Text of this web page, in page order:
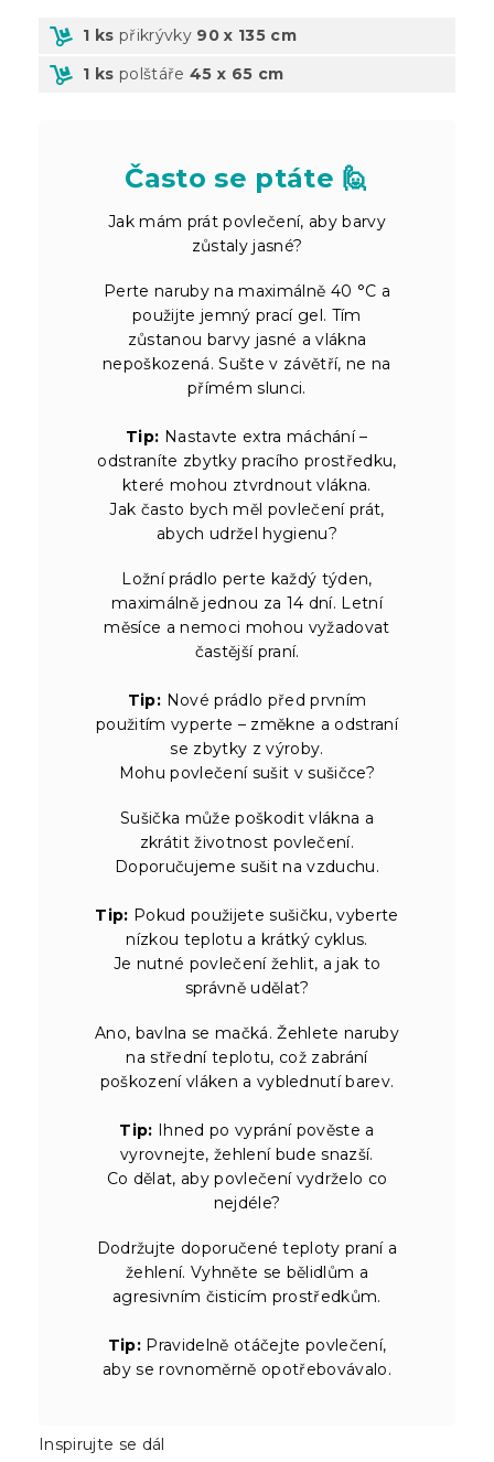
1 ks přikrývky 90 x 135 cm
1 ks polštáře45 x 65 cm
Často se ptáte 🙋
Jak mám prát povlečení, aby barvy
zůstaly jasné?
Perte naruby na maximálně 40 °C a
použijte jemný prací gel. Tím
zůstanou barvy jasné a vlákna
nepoškozená. Sušte v závětří, ne na
přímém slunci.
Tip: Nastavte extra máchání –
odstraníte zbytky pracího prostředku,
které mohou ztvrdnout vlákna.
Jak často bych měl povlečení prát,
abych udržel hygienu?
Ložní prádlo perte každý týden,
maximálně jednou za 14 dní. Letní
měsíce a nemoci mohou vyžadovat
častější praní.
Tip: Nové prádlo před prvním
použitím vyperte – změkne a odstraní
se zbytky z výroby.
Mohu povlečení sušit v sušičce?
Sušička může poškodit vlákna a
zkrátit životnost povlečení.
Doporučujeme sušit na vzduchu.
Tip: Pokud použijete sušičku, vyberte
nízkou teplotu a krátký cyklus.
Je nutné povlečení žehlit, a jak to
správně udělat?
Ano, bavlna se mačká. Žehlete naruby
na střední teplotu, což zabrání
poškození vláken a vyblednutí barev.
Tip: Ihned po vyprání pověste a
vyrovnejte, žehlení bude snazší.
Co dělat, aby povlečení vydrželo co
nejdéle?
Dodržujte doporučené teploty praní a
žehlení. Vyhněte se bělidlům a
agresivním čisticím prostředkům.
Tip: Pravidelně otáčejte povlečení,
aby se rovnoměrně opotřebovávalo.
Inspirujte se dál